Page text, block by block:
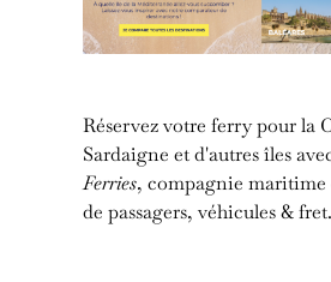
Réservez votre ferry pour la
Sardaigne et d'autres îles
Ferries, compagnie maritime
de passagers, véhicules & fret.